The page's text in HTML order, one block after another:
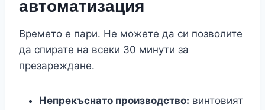
автоматизация
Времето е пари. Не можете да си позволите
да спирате на всеки 30 минути за
презареждане.
Непрекъснато производство: винтовият